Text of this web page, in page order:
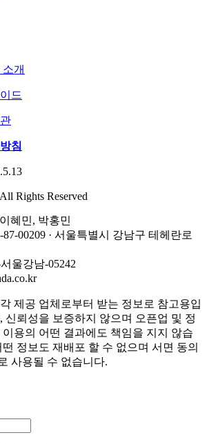
개
드
침
Rights Reserved
혜민, 박홍민
00209 · 서울특별시 강남구 테헤란로
울강남-05242
제공 업체로부터 받는 정보로 참고용입
신뢰성을 보증하지 않으며 오픈업 및 정
이용의 어떤 결과에도 책임을 지지 않습
정보도 재배포 할 수 없으며 서면 동의
사용될 수 없습니다.